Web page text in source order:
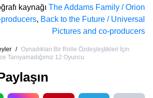
kaynağı The Addams Family / Orion
, Back to the Future / Universal
Pictures and co-producers
/ Oynadıkları Bir Rolle Özdeşleştikleri İçin
Tanıyamadığımız 12 Oyuncu